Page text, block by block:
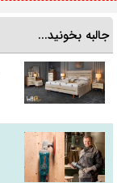
جالبه بخونید...